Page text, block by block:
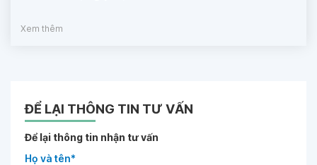
Xem thêm
ĐỂ LẠI THÔNG TIN TƯ VẤN
Để lại thông tin nhận tư vấn
Họ và tên*